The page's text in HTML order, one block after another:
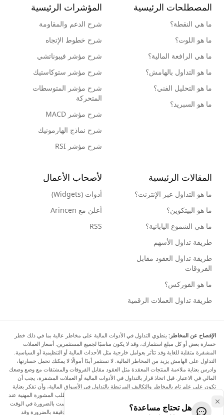
المصطلحات الرئيسية
ما هي النقطة؟
ما هو اللوت؟
ما هي الرافعة المالية؟
ما هو التداول بالهامش؟
ما هو التحليل الفني؟
ما هو السبريد؟
المؤشرات الرئيسية
شرح الدعم والمقاومة
شرح خطوط الإتجاه
شرح مؤشر فيبوناتشي
شرح مؤشر ستوكاستيك
شرح مؤشر المتوسطات
المتحركة
شرح مؤشر MACD
شرح نماذج الهارمونيك
شرح مؤشر RSI
المقالات الرئيسية
ما هو التداول عبر الإنترنت؟
ما هو البيتكوين؟
ما هي الشموع اليابانية؟
طريقة تداول الأسهم
طريقة تداول العقود مقابل
الفروقات
ما هو الفوركس؟
طريقة تداول العملات الرقمية
لأصحاب الأعمال
أدوات (Widgets)
أعلن مع Arincen
RSS
الإفصاح عن المخاطر: ينطوي التداول في الأدوات المالية على مخاطر عالية بما في ذلك خطر
خسارة بعض أو كل مبلغ استثمارك، وقد لا يكون مناسبًا لجميع المستثمرين. أسعار العملات
المشفرة متقلبة للغاية وقد تتأثر بعوامل خارجية مثل الأحداث المالية أو التنظيمية أو السياسية.
التداول على الهامش يزيد من المخاطر المالية. لا تستثمر أبدًا أموالًا لا يمكنك تحمل خسارتها،
وادرس بعناية ملاءمة المنتجات المعقدة مثل العقود مقابل الفروقات والمشتقات مع وضع وضعك
المالي في الاعتبار. قبل اتخاذ قرار بالتداول في الأدوات المالية أو العملات المشفرة، يجب أن
تكون على علم تام بالمخاطر والتكاليف المرتبطة بالتداول في الأسواق المالية، وأن تفكر بعناية
في أهدافك الاستثمارية ومستوى خبرتك ورغبتك في المخاطرة، وأن تطلب المشورة المهنية عند
الحاجة. تود Arincen أن تذكرك بأن البيانات الواردة في هذا الموقع ليست بالضرورة في الوقت
الفعلي وليست دقيقة. البيانات والأسعار الموجودة على الموقع ليست دقيقة بالضرورة وقد
هل تحتاج مساعدة؟